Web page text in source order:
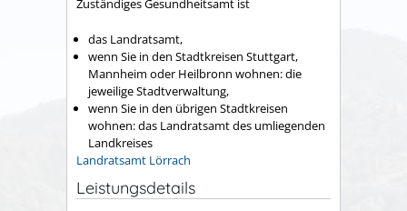
Zuständiges Gesundheitsamt ist
das Landratsamt,
wenn Sie in den Stadtkreisen Stuttgart,
Mannheim oder Heilbronn wohnen: die
jeweilige Stadtverwaltung,
wenn Sie in den übrigen Stadtkreisen
wohnen: das Landratsamt des umliegenden
Landkreises
Landratsamt Lörrach
Leistungsdetails